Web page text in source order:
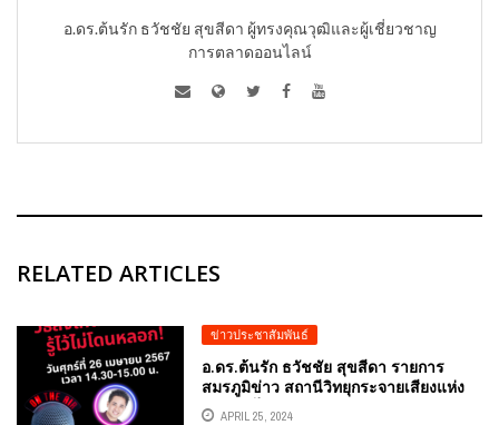
อ.ดร.ต้นรัก ธวัชชัย สุขสีดา ผู้ทรงคุณวุฒิและผู้เชี่ยวชาญ
การตลาดออนไลน์
RELATED ARTICLES
ข่าวประชาสัมพันธ์
อ.ดร.ต้นรัก ธวัชชัย สุขสีดา รายการ
สมรภูมิข่าว สถานีวิทยุกระจายเสียงแห่ง
ประเทศไทย กรมประชาสัมพันธ์
APRIL 25, 2024